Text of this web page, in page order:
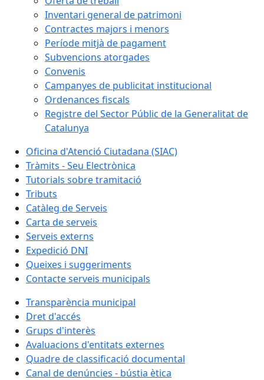
Inventari general de patrimoni
Contractes majors i menors
Període mitjà de pagament
Subvencions atorgades
Convenis
Campanyes de publicitat institucional
Ordenances fiscals
Registre del Sector Públic de la Generalitat de
Catalunya
Oficina d'Atenció Ciutadana (SIAC)
Tràmits - Seu Electrònica
Tutorials sobre tramitació
Tributs
Catàleg de Serveis
Carta de serveis
Serveis externs
Expedició DNI
Queixes i suggeriments
Contacte serveis municipals
Transparència municipal
Dret d'accés
Grups d'interès
Avaluacions d'entitats externes
Quadre de classificació documental
Canal de denúncies - bústia ètica